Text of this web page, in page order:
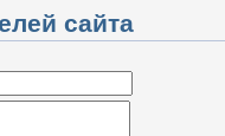
сайта